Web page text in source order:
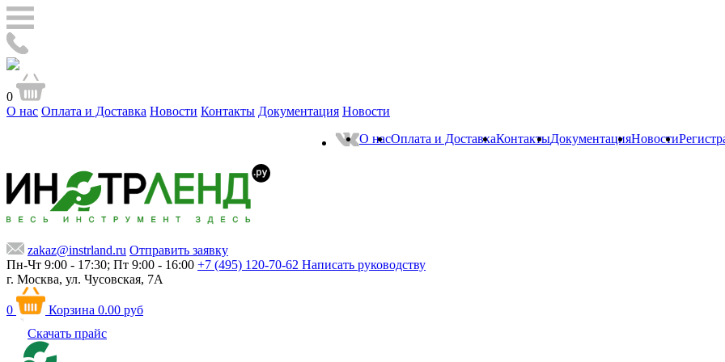
0
О нас Оплата и Доставка Новости Контакты Документация Новости
О насОплата и ДоставкаКонтактыДокументацияНовости
zakaz@instrland.ru Отправить заявку
Пн-Чт 9:00 - 17:30; Пт 9:00 - 16:00 +7 (495) 120-70-62 Написать руководству
г. Москва, ул. Чусовская, 7А
0 Корзина 0.00 руб
Скачать прайс